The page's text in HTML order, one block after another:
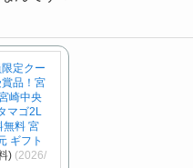
定クー
品！宮
崎中央
マゴ2L
無料 宮
ギフト
) (2026/